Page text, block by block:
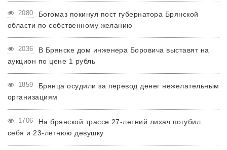
2080
Богомаз покинул пост губернатора Брянской
области по собственному желанию
2036
В Брянске дом инженера Боровича выставят на
аукцион по цене 1 рубль
1859
Брянца осудили за перевод денег нежелательным
организациям
1706
На брянской трассе 27-летний лихач погубил
себя и 23-летнюю девушку